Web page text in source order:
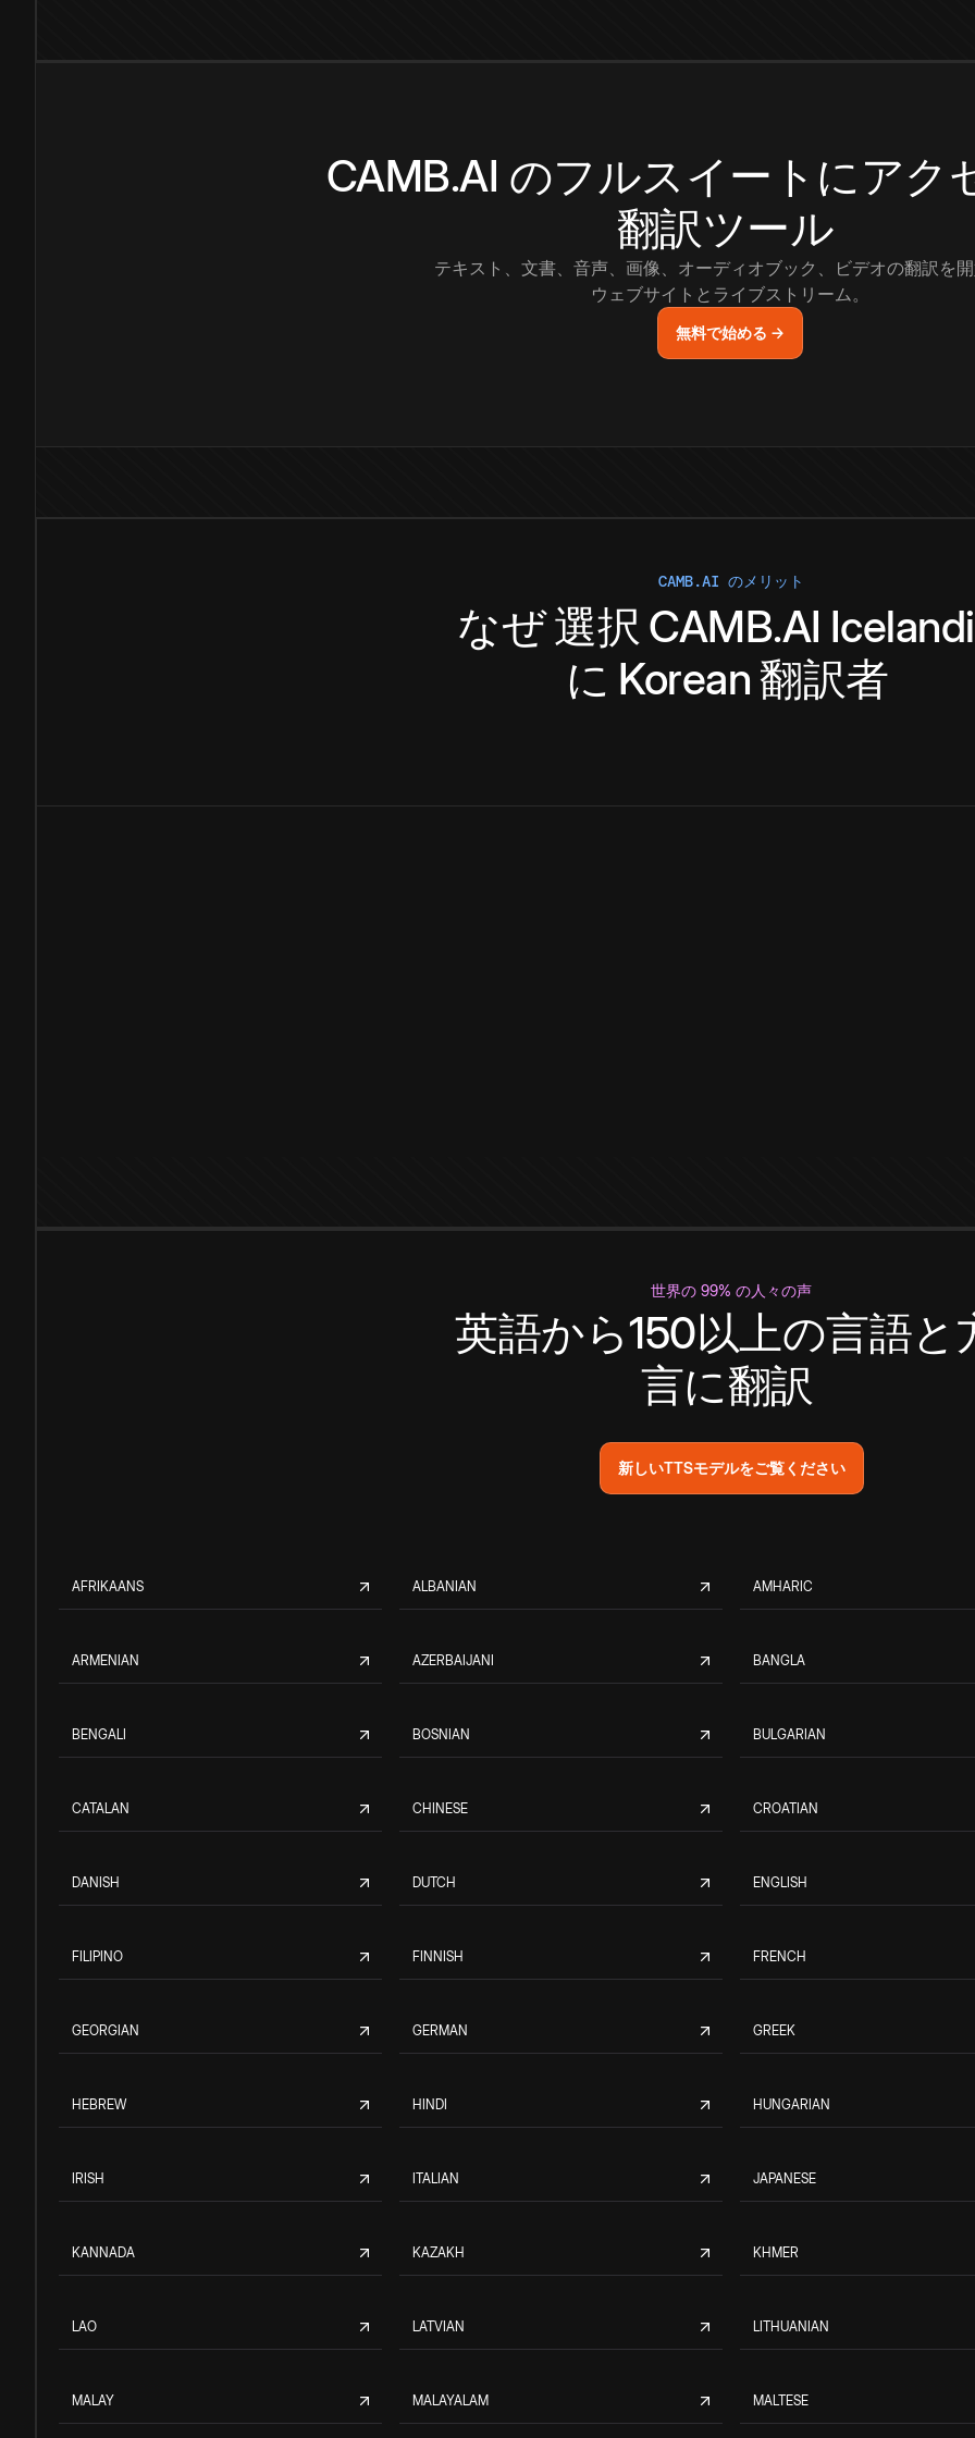
CAMB.AI のフルスイートにアク
翻訳ツール
テキスト、文書、音声、画像、オーディオブック、ビデオの翻訳を
ウェブサイトとライブストリーム。
無料で始める →
CAMB.AI のメリット
なぜ選択 CAMB.AI
に Korean 翻訳者
世界の 99% の人々の声
英語から150以上の言語と
言に翻訳
新しいTTSモデルをご覧ください
AFRIKAANS ALBANIAN AMHARIC
ARMENIAN AZERBAIJANI BANGLA
BENGALI BOSNIAN BULGARIAN
CATALAN CHINESE CROATIAN
DANISH DUTCH ENGLISH
FILIPINO FINNISH FRENCH
GEORGIAN GERMAN GREEK
HEBREW HINDI HUNGARIAN
IRISH ITALIAN JAPANESE
KANNADA KAZAKH KHMER
LAO LATVIAN LITHUANIAN
MALAY MALAYALAM MALTESE